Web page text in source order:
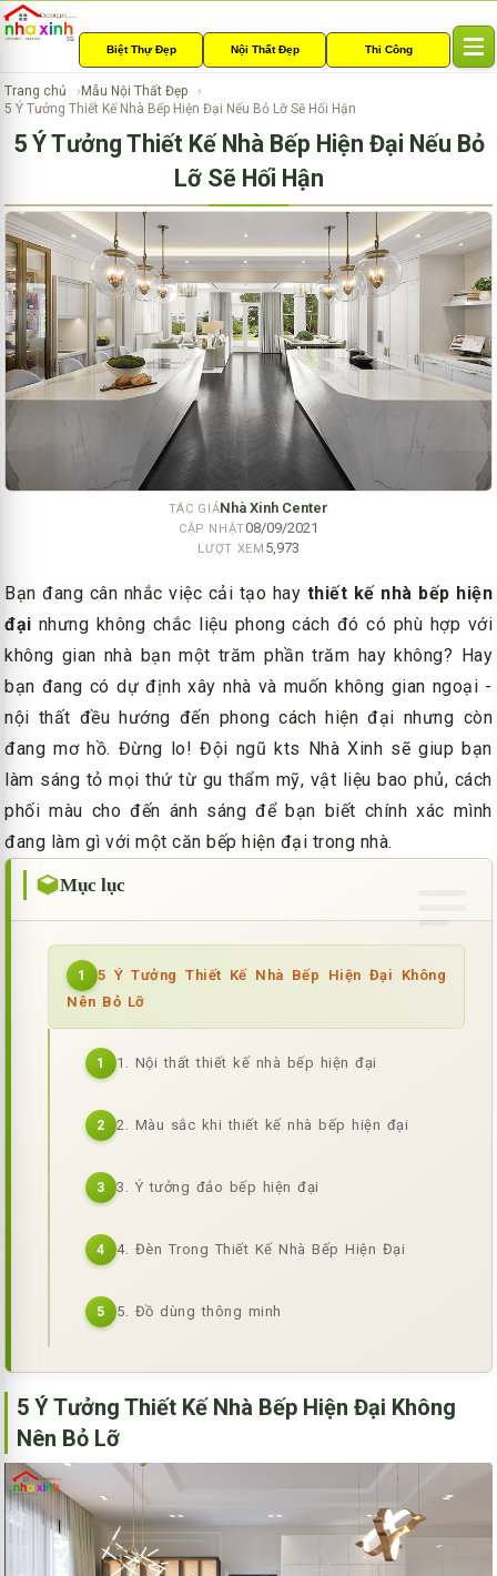
Biệt Thự Đẹp Nội Thất Đẹp Thi Công
l
a
v
i
a
i
o
n
Trang chủ
Mẫu Nội Thất Đẹp
5 Ý Tưởng Thiết Kế Nhà Bếp Hiện Đại Nếu Bỏ Lỡ Sẽ Hối Hận
5 Ý Tưởng Thiết Kế Nhà Bếp Hiện Đại Nếu Bỏ
Lỡ Sẽ Hối Hận
TÁC GIẢNhà Xinh Center
CẬP NHẬT08/09/2021
LƯỢT XEM 5,973
Bạn đang cân nhắc việc cải tạo hay thiết kế nhà bếp hiện
đại nhưng không chắc liệu phong cách đó có phù hợp với
không gian nhà bạn một trăm phần trăm hay không? Hay
bạn đang có dự định xây nhà và muốn không gian ngoại -
nội thất đều hướng đến phong cách hiện đại nhưng còn
đang mơ hồ. Đừng lo! Đội ngũ kts Nhà Xinh sẽ giup bạn
làm sáng tỏ mọi thứ từ gu thẩm mỹ, vật liệu bao phủ, cách
phối màu cho đến ánh sáng để bạn biết chính xác mình
đang làm gì với một căn bếp hiện đại trong nhà.
Mục lục
1
5 Ý Tưởng Thiết Kế Nhà Bếp Hiện Đại Không
Nên Bỏ Lỡ
1 1. Nội thất thiết kế nhà bếp hiện đại
2 2. Màu sắc khi thiết kế nhà bếp hiện đại
3 3. Ý tưởng đảo bếp hiện đại
4 4. Đèn Trong Thiết Kế Nhà Bếp Hiện Đại
5 5. Đồ dùng thông minh
5 Ý Tưởng Thiết Kế Nhà Bếp Hiện Đại Không
Nên Bỏ Lỡ